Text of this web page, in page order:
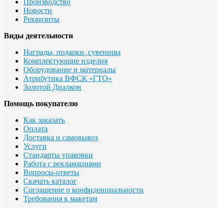
Производство
Новости
Реквизиты
Виды деятельности
Награды, подарки, сувениры
Комплектующие изделия
Оборудование и материалы
Атрибутика ВФСК «ГТО»
Золотой Диалкон
Помощь покупателю
Как заказать
Оплата
Доставка и самовывоз
Услуги
Стандарты упаковки
Работа с рекламациями
Вопросы-ответы
Скачать каталог
Соглашение о конфиденциальности
Требования к макетам